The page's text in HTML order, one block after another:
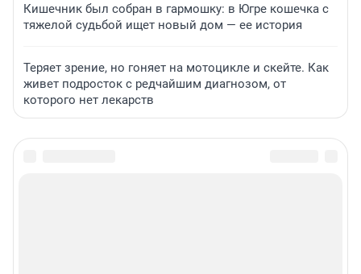
Кишечник был собран в гармошку: в Югре кошечка с
тяжелой судьбой ищет новый дом — ее история
Теряет зрение, но гоняет на мотоцикле и скейте. Как
живет подросток с редчайшим диагнозом, от
которого нет лекарств